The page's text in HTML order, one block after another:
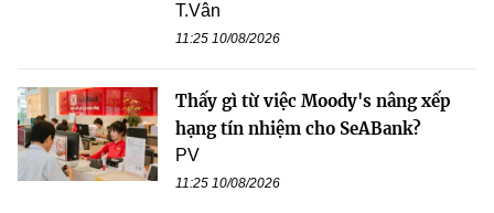
T.Vân
11:25 10/08/2026
Thấy gì từ việc Moody's nâng xếp
hạng tín nhiệm cho SeABank?
PV
11:25 10/08/2026